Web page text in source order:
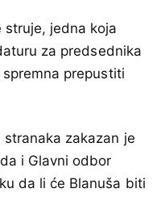
struje, jedna koja
za predsednika
prepustiti
zakazan je
i Glavni odbor
da li će Blanuša biti